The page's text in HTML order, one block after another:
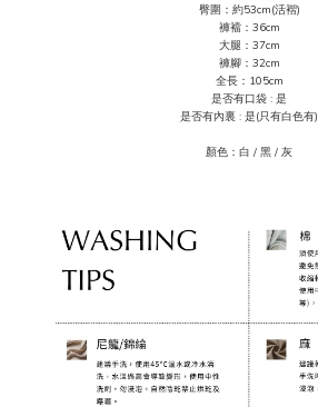
臀圍：約53cm(活褶)
褲襠：36cm
大腿：37cm
褲腳：32cm
全長：105cm
是否有口袋 : 是
是否有內裏 : 是(只有白色有)
顏色：白 / 黑 / 灰